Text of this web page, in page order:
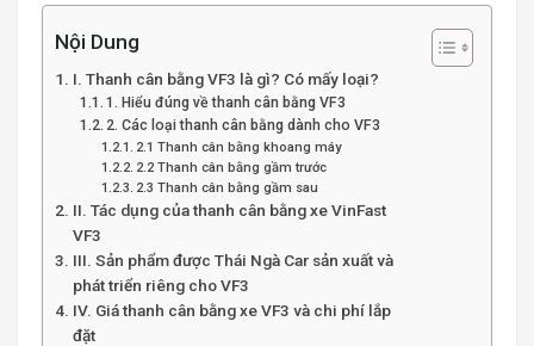
Nội Dung
I. Thanh cân bằng VF3 là gì? Có mấy loại?
1. Hiểu đúng về thanh cân bằng VF3
2. Các loại thanh cân bằng dành cho VF3
2.1 Thanh cân bằng khoang máy
2.2 Thanh cân bằng gầm trước
2.3 Thanh cân bằng gầm sau
II. Tác dụng của thanh cân bằng xe VinFast
VF3
III. Sản phẩm được Thái Ngà Car sản xuất và
phát triển riêng cho VF3
IV. Giá thanh cân bằng xe VF3 và chi phí lắp
đặt